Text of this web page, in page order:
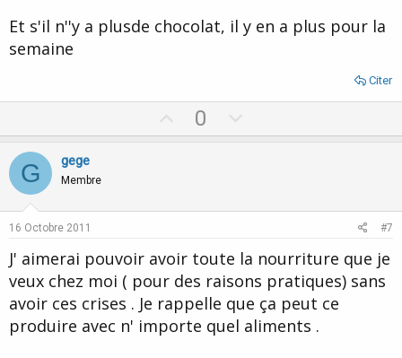
Et s'il n''y a plusde chocolat, il y en a plus pour la
semaine
Citer
p
0
o
e
G gege
Membre
16 Octobre 2011 #7
J' aimerai pouvoir avoir toute la nourriture que je
veux chez moi ( pour des raisons pratiques) sans
avoir ces crises . Je rappelle que ça peut ce
produire avec n' importe quel aliments .